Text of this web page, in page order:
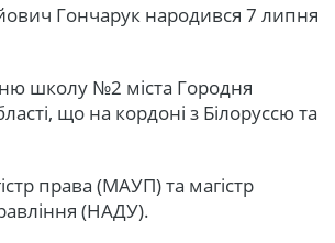
Гончарук народився 7 липня
школу №2 міста Городня
що на кордоні з Білоруссю та
права (МАУП) та магістр
(НАДУ).